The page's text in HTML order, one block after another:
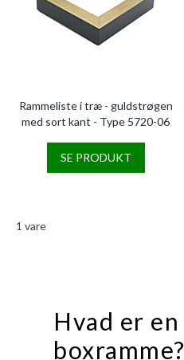
Rammeliste i træ - guldstrøgen
med sort kant - Type 5720-06
SE PRODUKT
1 vare
Hvad er en
boxramme?